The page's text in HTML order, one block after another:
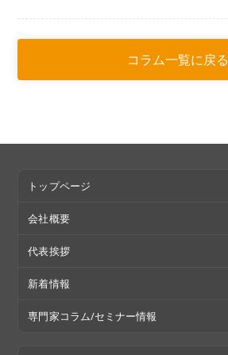
コラム一覧に戻る
トップページ
会社概要
代表挨拶
新着情報
専門家コラム/セミナー情報